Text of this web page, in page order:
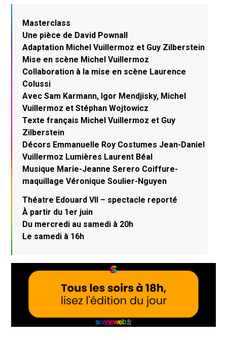
Masterclass
Une pièce de David Pownall
Adaptation Michel Vuillermoz et Guy Zilberstein
Mise en scène Michel Vuillermoz
Collaboration à la mise en scène Laurence
Colussi
Avec Sam Karmann, Igor Mendjisky, Michel
Vuillermoz et Stéphan Wojtowicz
Texte français Michel Vuillermoz et Guy
Zilberstein
Décors Emmanuelle Roy Costumes Jean-Daniel
Vuillermoz Lumières Laurent Béal
Musique Marie-Jeanne Serero Coiffure-
maquillage Véronique Soulier-Nguyen
Théatre Edouard VII – spectacle reporté
À partir du 1er juin
Du mercredi au samedi à 20h
Le samedi à 16h